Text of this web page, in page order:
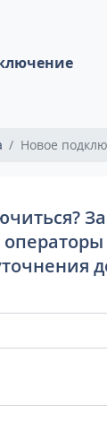
Новое